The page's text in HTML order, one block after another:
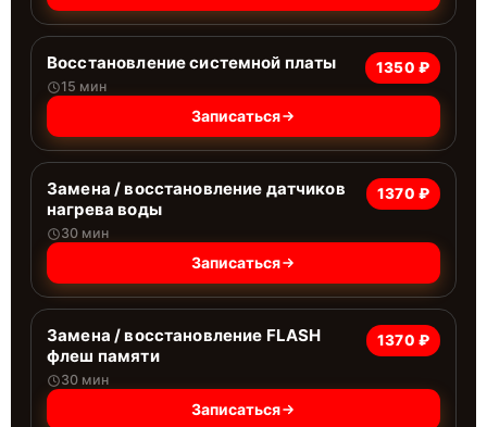
Восстановление системной платы
15 мин
1350 ₽
Записаться
Замена / восстановление датчиков
нагрева воды
30 мин
1370 ₽
Записаться
Замена / восстановление FLASH
флеш памяти
30 мин
1370 ₽
Записаться